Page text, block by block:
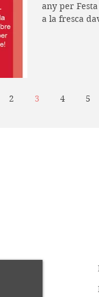
any per
a la fresca
2 3 4 5